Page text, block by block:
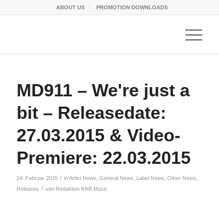
ABOUT US PROMOTION DOWNLOADS
MD911 – We're just a
bit – Releasedate:
27.03.2015 & Video-
Premiere: 22.03.2015
24. Februar 2015 / inArtist News General News Label News Other News
Releases / von Redaktion KHB Music